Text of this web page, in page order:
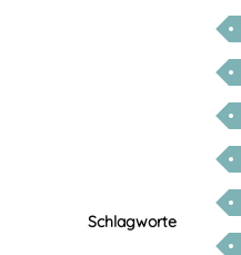
Schlagworte